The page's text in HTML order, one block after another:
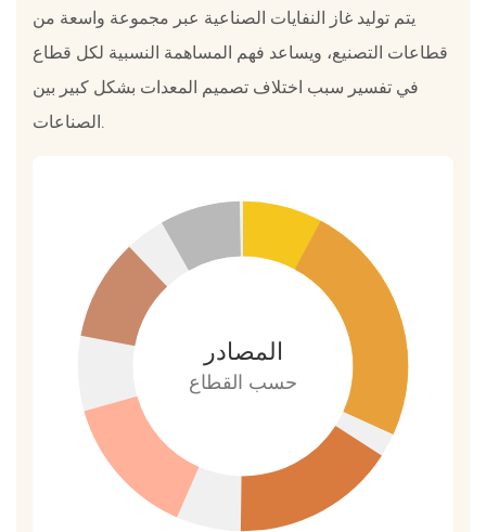
الوحدة
الرئيسية
بالفعل
المركبات
الصناعات
التي
يتم توليد غاز النفايات الصناعية عبر مجموعة واسعة من
قطاعات التصنيع، ويساعد فهم المساهمة النسبية لكل قطاع
في تفسير سبب اختلاف تصميم المعدات بشكل كبير بين
الصناعات.
المصادر
حسب القطاع